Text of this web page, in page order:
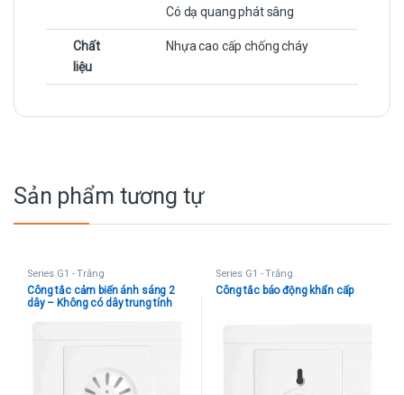
Có dạ quang phát sâng
Chất
liệu
Nhựa cao cấp chống cháy
Sản phẩm tương tự
Series G1 - Trắng
Công tắc cảm biến ánh sáng 2
dây – Không có dây trung tính
Series G1 - Trắng
Công tắc báo động khẩn cấp